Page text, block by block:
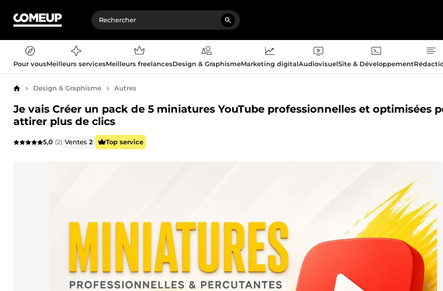
Pour vousMeilleurs servicesMeilleurs freelancesDesign & GraphismeMarketing digitalAudiovisuelSite & Développement
AccueilDesign & Graphisme Autres
Je vais Créer un pack de 5 miniatures YouTube professionnelles et optimisées
attirer plus de clics
5,0 (2) Ventes2 Top service